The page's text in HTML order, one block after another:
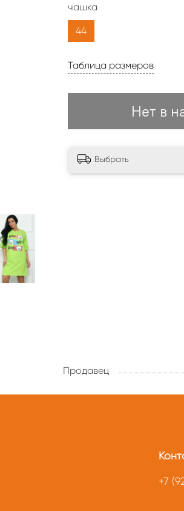
Таблица размеров
Нет в
чашка
44
Выбрать
Продавец
+7